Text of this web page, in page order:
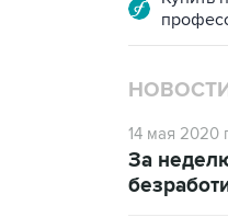
14 мая 2020
За